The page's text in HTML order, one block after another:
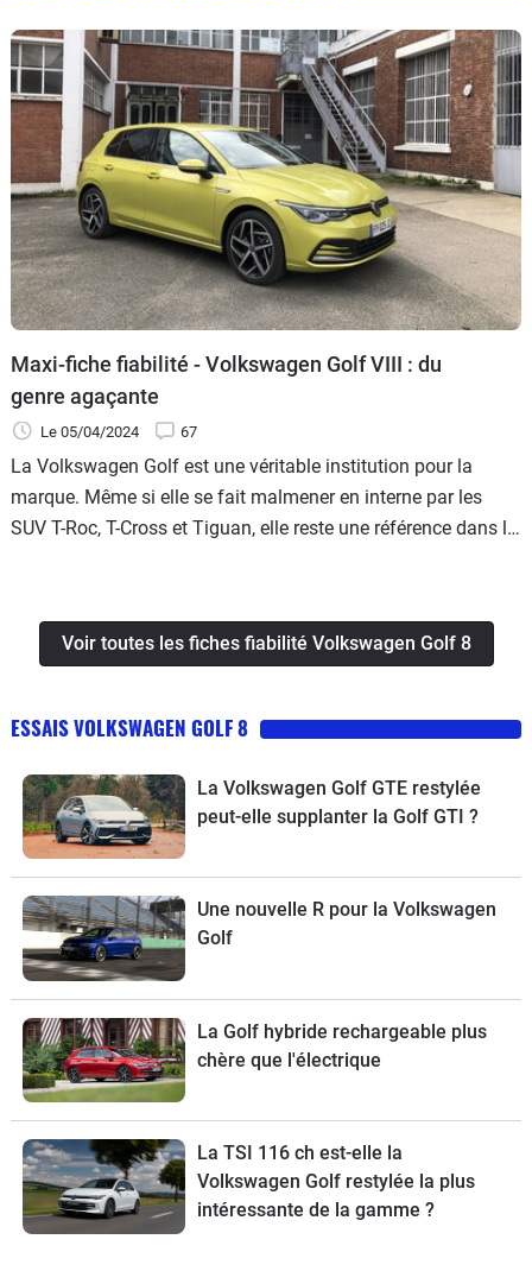
Maxi-fiche fiabilité - Volkswagen Golf VIII : du
genre agaçante
Le 05/04/2024 67
La Volkswagen Golf est une véritable institution pour la
marque. Même si elle se fait malmener en interne par les
SUV T-Roc, T-Cross et Tiguan, elle reste une référence dans la
sans jamais perturber ses propriétaires.
Voir toutes les fiches fiabilité Volkswagen Golf 8
ESSAIS VOLKSWAGEN GOLF 8
La Volkswagen Golf GTE restylée
peut-elle supplanter la Golf GTI ?
Une nouvelle R pour la Volkswagen
Golf
La Golf hybride rechargeable plus
chère que l'électrique
La TSI 116 ch est-elle la
Volkswagen Golf restylée la plus
intéressante de la gamme ?